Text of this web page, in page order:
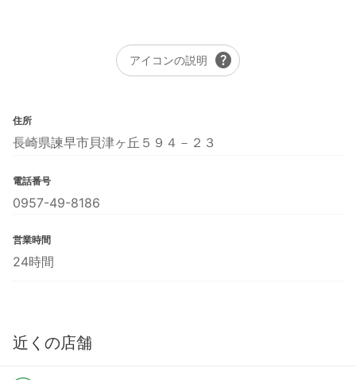
アイコンの説明 help
住所
長崎県諫早市貝津ヶ丘５９４－２３
電話番号
0957-49-8186
営業時間
24時間
近くの店舗